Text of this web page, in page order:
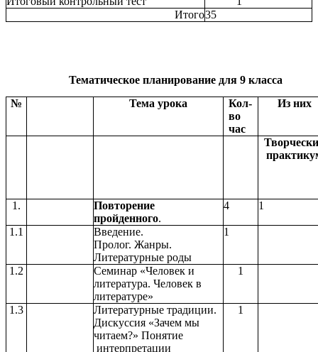
Итого35
Тематическое планирование для 9 класса
№
Тема урока
Кол-
во
час
Из них
1.
Повторение
пройденного.
4 1
1.1
Введение.
Пролог. Жанры.
Литературные роды
1
1.2
Семинар «Человек и
литература. Человек в
литературе»
1
1.3
Литературные традиции.
Дискуссия «Зачем мы
читаем?» Понятие
интерпретации
1